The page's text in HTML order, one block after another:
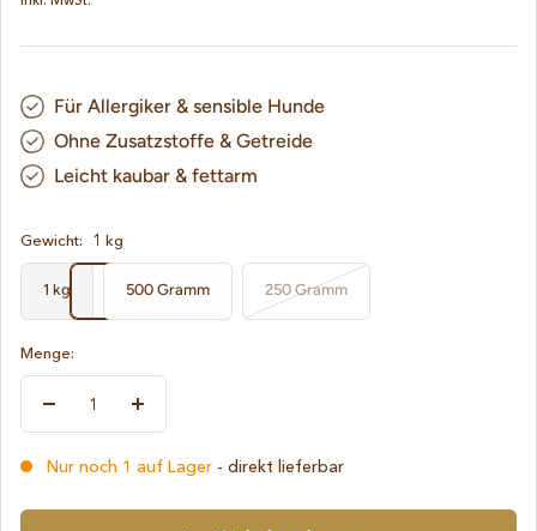
Für Allergiker & sensible Hunde
Ohne Zusatzstoffe & Getreide
Leicht kaubar & fettarm
Gewicht: 1 kg
1 kg 500 Gramm 250 Gramm
Menge:
Menge
Menge
Nur noch 1 auf Lager - direkt lieferbar